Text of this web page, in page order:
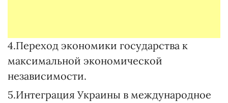
4.Переход экономики государства к
максимальной экономической
независимости.
5.Интеграция Украины в международное